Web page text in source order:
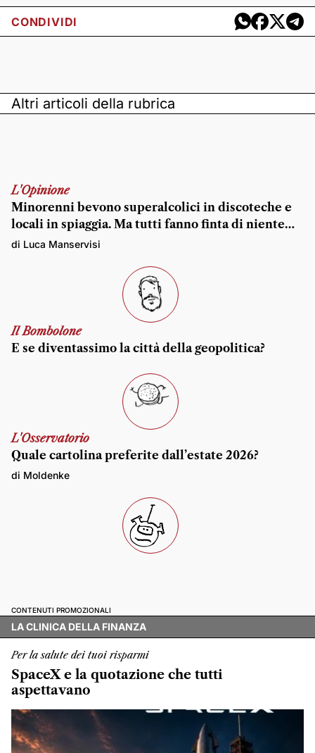
CONDIVIDI
Altri articoli della rubrica
L'Opinione
Minorenni bevono superalcolici in discoteche e
locali in spiaggia. Ma tutti fanno finta di niente…
di Luca Manservisi
Il Bombolone
E se diventassimo la città della geopolitica?
L'Osservatorio
Quale cartolina preferite dall’estate 2026?
di Moldenke
CONTENUTI PROMOZIONALI
LA CLINICA DELLA FINANZA
Per la salute dei tuoi risparmi
SpaceX e la quotazione che tutti
aspettavano